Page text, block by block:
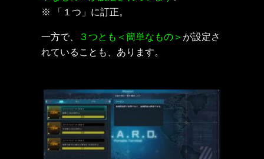
※ 「１つ」に訂正。
一方で、
３つとも＜簡単なもの＞ が設定さ
れていることも、あります。